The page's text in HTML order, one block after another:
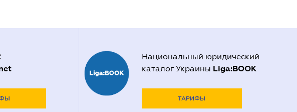
Национальный юридический
каталог Украины Liga:BOOK
ТАРИФЫ